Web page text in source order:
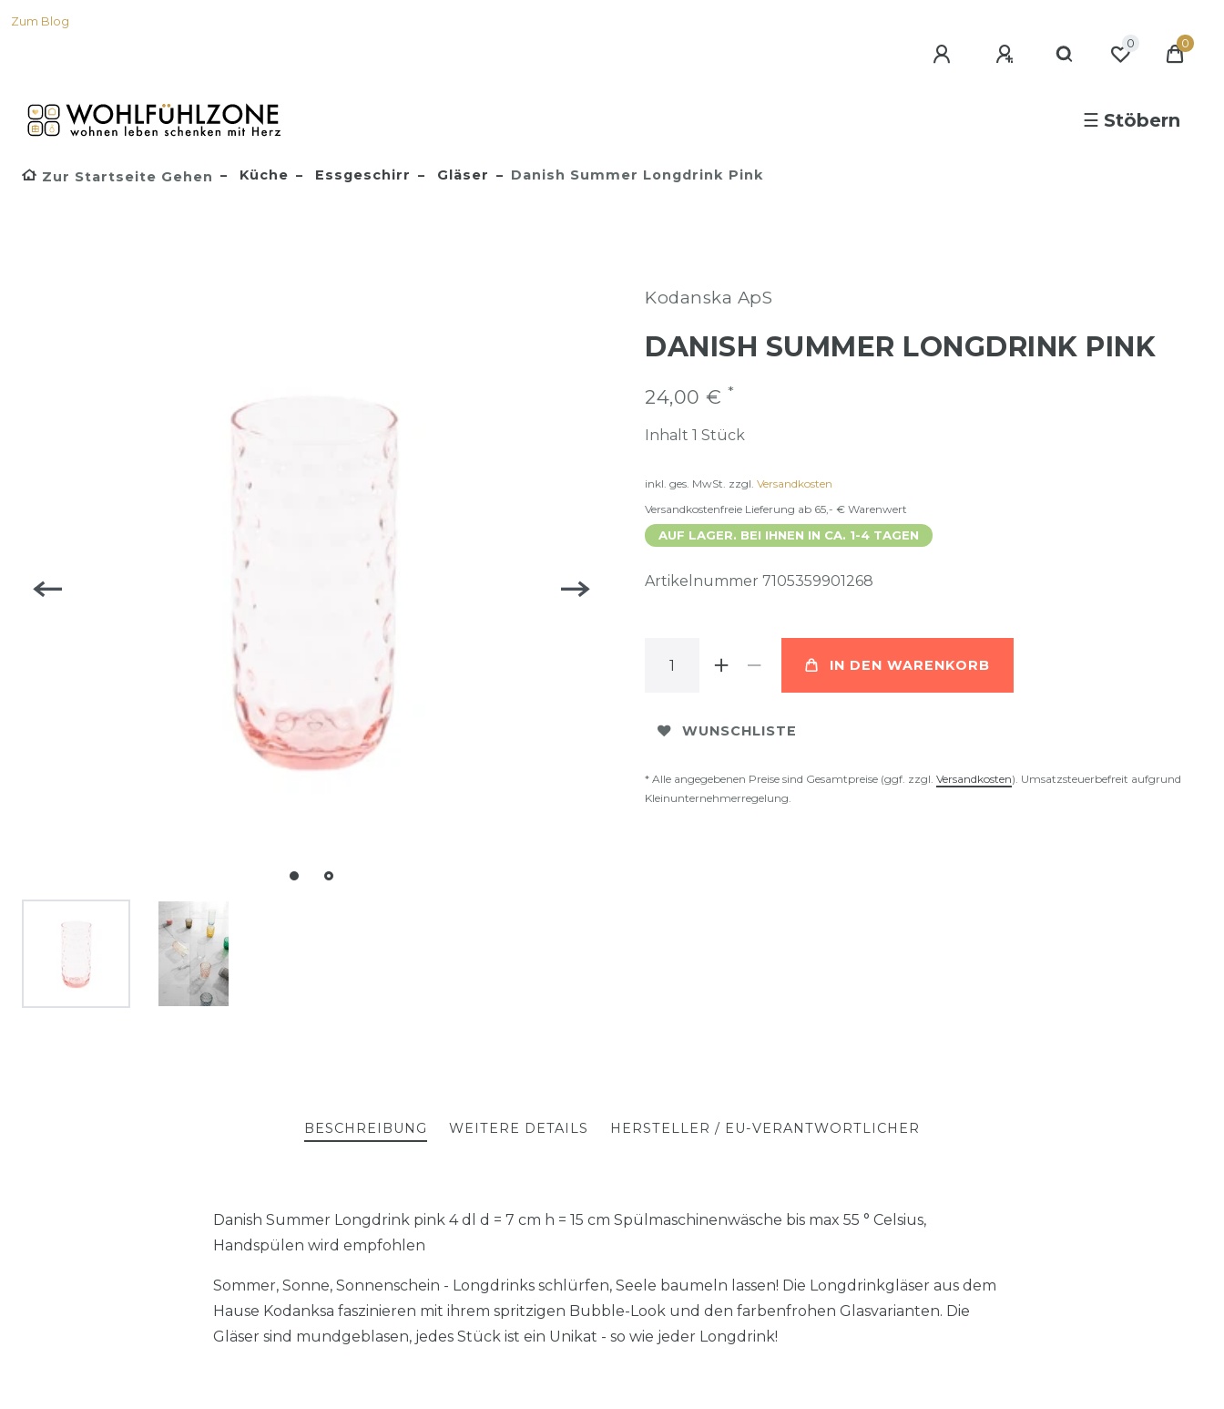
Zum Blog
0
0
☰ Stöbern
Zur Startseite Gehen Küche Essgeschirr Gläser Danish Summer Longdrink Pink
Kodanska ApS
DANISH SUMMER LONGDRINK PINK
24,00 € *
Inhalt 1 Stück
inkl. ges. MwSt. zzgl. Versandkosten
Versandkostenfreie Lieferung ab 65,- € Warenwert
AUF LAGER. BEI IHNEN IN CA. 1-4 TAGEN
Artikelnummer 7105359901268
IN DEN WARENKORB
WUNSCHLISTE
* Alle angegebenen Preise sind Gesamtpreise (ggf. zzgl. Versandkosten). Umsatzsteuerbefreit aufgrund
Kleinunternehmerregelung.
BESCHREIBUNG WEITERE DETAILS HERSTELLER / EU-VERANTWORTLICHER
Danish Summer Longdrink pink 4 dl d = 7 cm h = 15 cm Spülmaschinenwäsche bis max 55 ° Celsius,
Handspülen wird empfohlen
Sommer, Sonne, Sonnenschein - Longdrinks schlürfen, Seele baumeln lassen! Die Longdrinkgläser aus dem
Hause Kodanksa faszinieren mit ihrem spritzigen Bubble-Look und den farbenfrohen Glasvarianten. Die
Gläser sind mundgeblasen, jedes Stück ist ein Unikat - so wie jeder Longdrink!